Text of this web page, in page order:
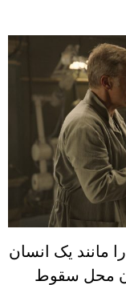
مانند یک انسان
محل سقوط